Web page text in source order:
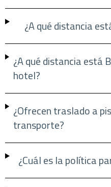
¿A qué distancia
¿A qué distancia está
hotel?
¿Ofrecen traslado a
transporte?
¿Cuál es la política